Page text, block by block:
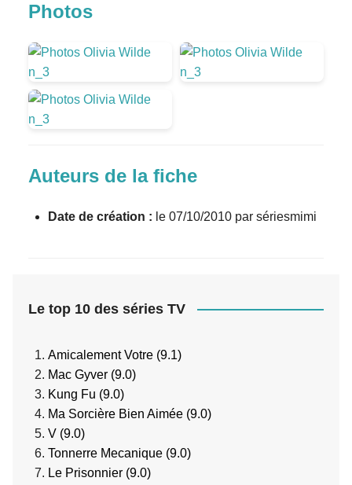
Photos
Auteurs de la fiche
Date de création : le 07/10/2010 par sériesmimi
Le top 10 des séries TV
Amicalement Votre (9.1)
Mac Gyver (9.0)
Kung Fu (9.0)
Ma Sorcière Bien Aimée (9.0)
V (9.0)
Tonnerre Mecanique (9.0)
Le Prisonnier (9.0)